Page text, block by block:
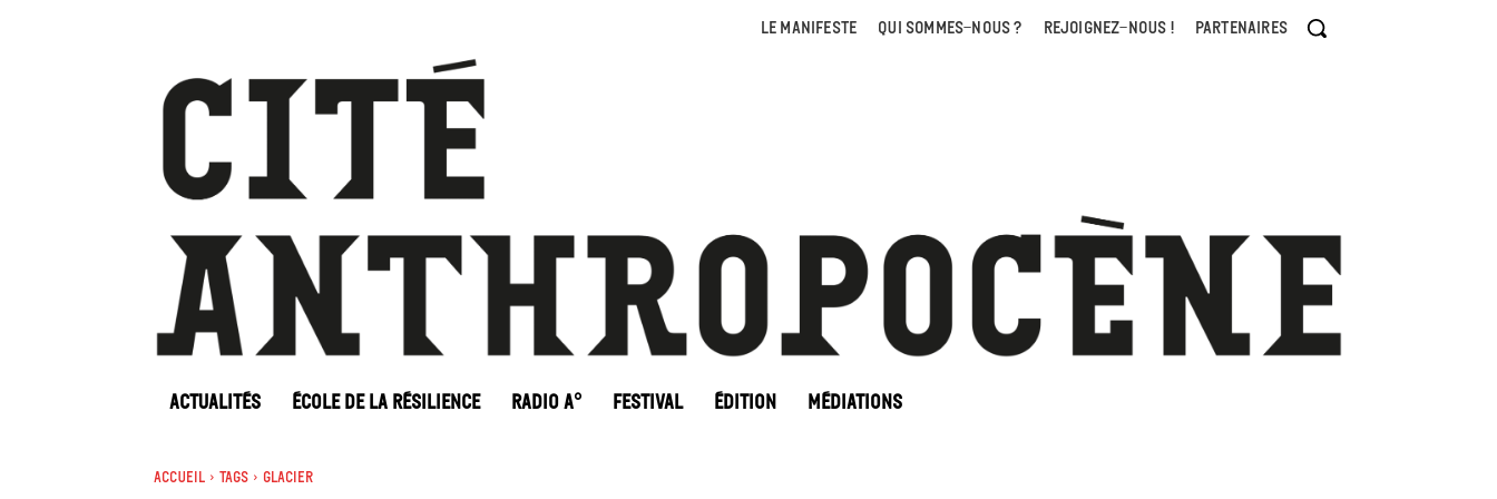
LE MANIFESTE QUI SOMMES-NOUS ? REJOIGNEZ-NOUS ! PARTENAIRES
ACTUALITÉS ÉCOLE DE LA RÉSILIENCE RADIO A° FESTIVAL ÉDITION MÉDIATIONS
Accueil Tags Glacier